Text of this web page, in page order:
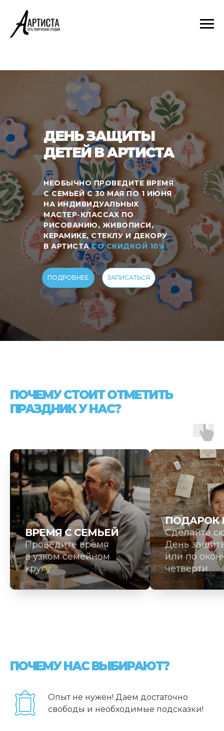
ПОДРОБНЕЕ ЗАПИСАТЬСЯ
НЕОБЫЧНО ПРОВЕДИТЕ ВРЕМЯ
С СЕМЬЕЙ С 30 МАЯ ПО 1 ИЮНЯ
НА ИНДИВИДУАЛЬНЫХ
МАСТЕР-КЛАССАХ ПО
РИСОВАНИЮ, ЖИВОПИСИ,
КЕРАМИКЕ, СТЕКЛУ И ДЕКОРУ
В АРТИСТАСО СКИДКОЙ 10%
ДЕНЬ ЗАЩИТЫ
ДЕТЕЙ В АРТИСТА
ПОЧЕМУ СТОИТ ОТМЕТИТЬ
ПРАЗДНИК У НАС?
ВРЕМЯ С СЕМЬЕЙ
Проведите время
в узком семейном
кругу
ПОДАРОК
Сделайте
День
или по
четверти
ПОЧЕМУ НАС ВЫБИРАЮТ?
Опыт не нужен! Даем достаточно
свободы и необходимые подсказки!